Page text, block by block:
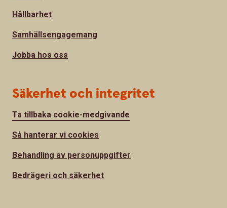
Hållbarhet
Samhällsengagemang
Jobba hos oss
Säkerhet och integritet
Ta tillbaka cookie-medgivande
Så hanterar vi cookies
Behandling av personuppgifter
Bedrägeri och säkerhet